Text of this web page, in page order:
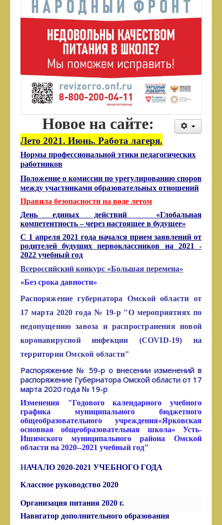
Новое на сайте:
Лето 2021. Июнь. Работа лагеря.
Нормы профессиональной этики педагогических
работников
Положение о комиссии по урегулированию споров
между участниками образовательных отношений
Правила безопасности на воде летом
День единых действий «Глобальная
компетентность – через настоящее в будущее»
С 1 апреля 2021 года начался прием заявлений от
родителей будущих первоклассников на 2021 -
2022 учебный год
Всероссийский конкурс «Большая перемена»
«Без срока давности»
Распоряжение губернатора Омской области от
17 марта 2020 года № 19-р "О мероприятиях по
недопущению завоза и распространения новой
коронавирусной инфекции (COVID-19) на
территории Омской области"
Распоряжение № 59-р о внесении изменений в
распоряжение Губернатора Омской области от 17
марта 2020 года № 19-р
Изменения "Годового календарного учебного
графика муниципального бюджетного
общеобразовательного учреждения«Ярковская
основная общеобразовательная школа» Усть-
Ишимского муниципального района Омской
области на 2020--2021 учебный год"
НАЧАЛО 2020-2021 УЧЕБНОГО ГОДА
Классное руководство 2020
Организация питания 2020 г.
Навигатор дополнительного образования